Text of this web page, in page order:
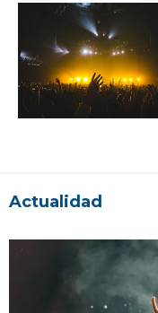
Actualidad